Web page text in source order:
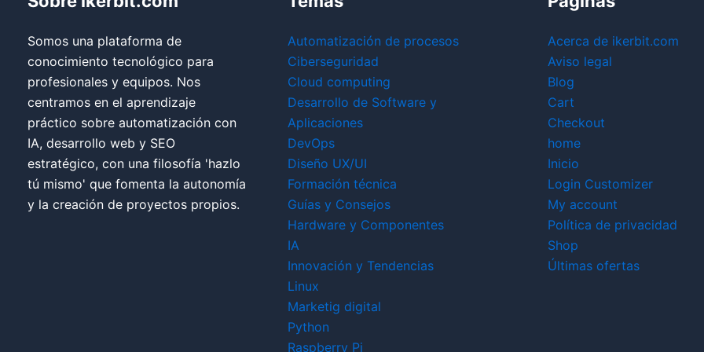
Somos una plataforma de
conocimiento tecnológico para
profesionales y equipos. Nos
centramos en el aprendizaje
práctico sobre automatización con
IA, desarrollo web y SEO
estratégico, con una filosofía 'hazlo
tú mismo' que fomenta la autonomía
y la creación de proyectos propios.
Automatización de procesos
Ciberseguridad
Cloud computing
Desarrollo de Software y
Aplicaciones
DevOps
Diseño UX/UI
Formación técnica
Guías y Consejos
Hardware y Componentes
IA
Innovación y Tendencias
Linux
Marketig digital
Python
Raspberry Pi
Acerca de ikerbit.com
Aviso legal
Blog
Cart
Checkout
home
Inicio
Login Customizer
My account
Política de privacidad
Shop
Últimas ofertas